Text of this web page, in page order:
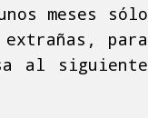
meses sólo
para
al siguiente